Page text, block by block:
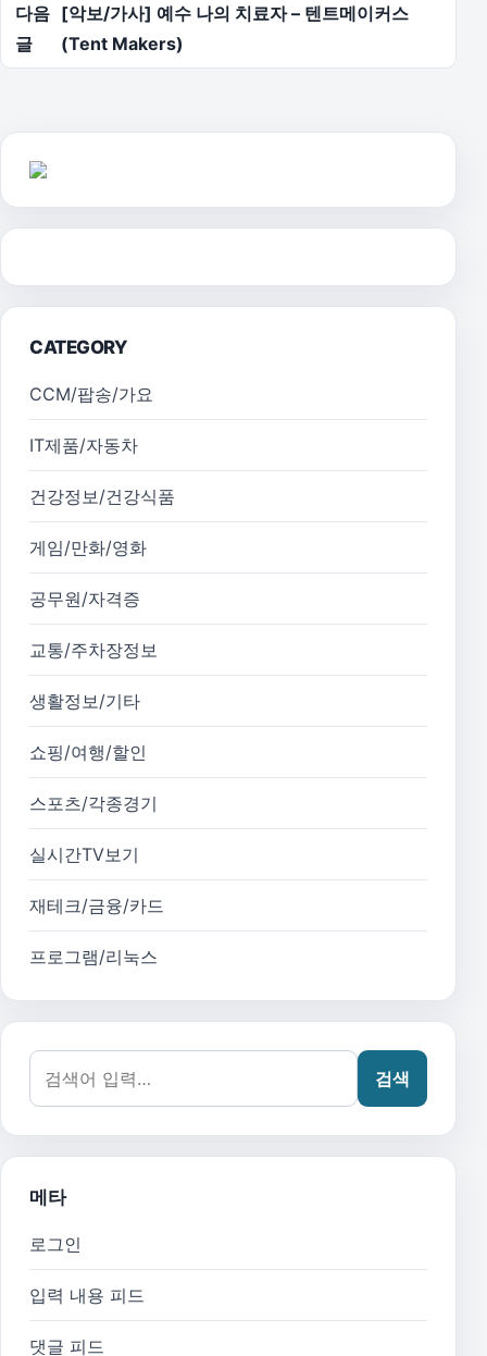
다음
글
[악보/가사] 예수 나의 치료자 – 텐트메이커스
(Tent Makers)
CATEGORY
CCM/팝송/가요
IT제품/자동차
건강정보/건강식품
게임/만화/영화
공무원/자격증
교통/주차장정보
생활정보/기타
쇼핑/여행/할인
스포츠/각종경기
실시간TV보기
재테크/금융/카드
프로그램/리눅스
검색어:
검색
메타
로그인
입력 내용 피드
댓글 피드